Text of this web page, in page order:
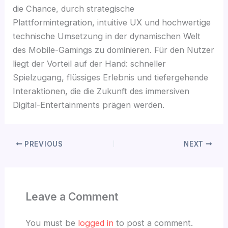
die Chance, durch strategische
Plattformintegration, intuitive UX und hochwertige
technische Umsetzung in der dynamischen Welt
des Mobile-Gamings zu dominieren. Für den Nutzer
liegt der Vorteil auf der Hand: schneller
Spielzugang, flüssiges Erlebnis und tiefergehende
Interaktionen, die die Zukunft des immersiven
Digital-Entertainments prägen werden.
PREVIOUS NEXT
Leave a Comment
You must be logged in to post a comment.